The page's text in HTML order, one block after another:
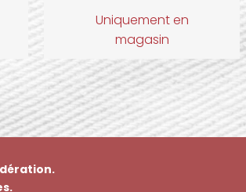
Uniquement en
magasin